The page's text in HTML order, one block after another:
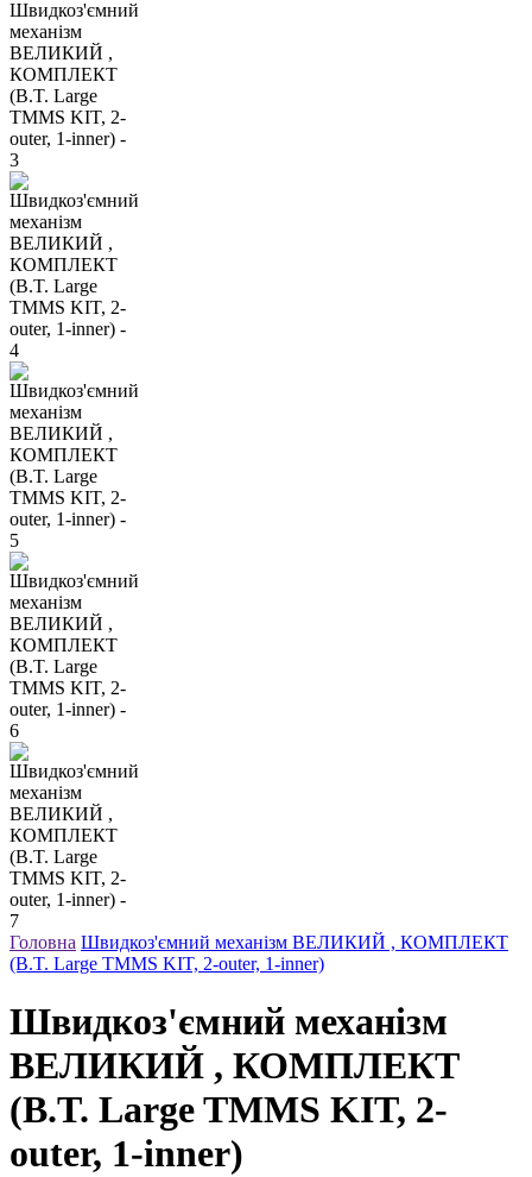
Головна Швидкоз'ємний механізм ВЕЛИКИЙ , КОМПЛЕКТ
(B.T. Large TMMS KIT, 2-outer, 1-inner)
Швидкоз'ємний механізм
ВЕЛИКИЙ , КОМПЛЕКТ
(B.T. Large TMMS KIT, 2-
outer, 1-inner)